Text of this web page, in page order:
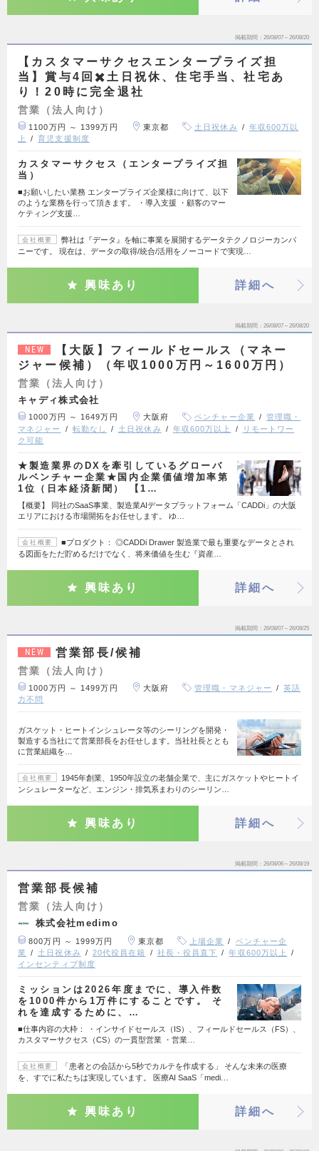
掲載期間 26/08/07～26/08/20
【カスタマーサクセスエンタープライズ担
当】賞与4回✖️土日祝休、住宅手当、社宅あ
り！20時に完全退社
営業（法人向け）
1100万円 ～ 1399万円 東京都 土日祝休み
年収600万以
上
育児支援制度
カスタマーサクセス（エンタープライズ担
当）
■お願いしたい業務 エンタープライズ企業様に向けて、以下
のような業務を行って頂きます。 ・導入支援 ・顧客のマー
ケティング支援…
会社概要
弊社は『データ』を軸に事業を展開するデータテクノロジーカンパ
ニーです。 現在は、データの取得/統合/活用をノーコードで実現…
興味あり 詳細へ
掲載期間 26/08/07～26/08/20
NEW
【大阪】フィールドセールス（マネー
ジャー候補）（年収1000万円～1600万円）
営業（法人向け）
キャディ株式会社
1000万円 ～ 1649万円 大阪府 ベンチャー企業
管理職・
マネジャー
転勤なし 土日祝休み 年収600万以上
リモートワー
ク可能
★製造業界のDXを牽引しているグローバ
ルベンチャー企業★国内企業価値増加率第
1位（日本経済新聞） 【1…
【概要】 同社のSaaS事業、製造業AIデータプラットフォーム「CADDi」の大阪
エリアにおける市場開拓をお任せします。 ゆ…
会社概要
■プロダクト： ◎CADDi Drawer 製造業で最も重要なデータとされ
る図面をただ貯めるだけでなく、将来価値を生む『資産…
興味あり 詳細へ
掲載期間 26/08/07～26/08/25
NEW 営業部長/候補
営業（法人向け）
1000万円 ～ 1499万円 大阪府 管理職・マネジャー
英語
力不問
ガスケット・ヒートインシュレータ等のシーリングを開発・
製造する当社にて営業部長をお任せします。当社社長ととも
に営業組織を…
会社概要
1945年創業、1950年設立の老舗企業で、主にガスケットやヒートイ
ンシュレーターなど、エンジン・排気系まわりのシーリン…
興味あり 詳細へ
掲載期間 26/08/06～26/08/19
営業部長候補
営業（法人向け）
株式会社medimo
800万円 ～ 1999万円 東京都 上場企業
ベンチャー企
業
土日祝休み 20代役員在籍 社長・役員直下
年収600万以上
インセンティブ制度
ミッションは2026年度までに、導入件数
を1000件から1万件にすることです。 そ
れを達成するために、…
■仕事内容の大枠： ・インサイドセールス（IS）、フィールドセールス（FS）、
カスタマーサクセス（CS）の一貫型営業 ・営業…
会社概要
「患者との会話から5秒でカルテを作成する」 そんな未来の医療
を、すでに私たちは実現しています。 医療AI SaaS「medi…
興味あり 詳細へ